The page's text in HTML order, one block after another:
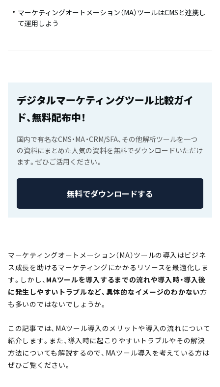
マーケティングオートメーション（MA）ツールはCMSと連携し
て運用しよう
デジタルマーケティングツール比較ガイ
ド、無料配布中！
国内で有名なCMS・MA・CRM/SFA、その他解析ツールを一つ
の資料にまとめた人気の資料を無料でダウンロードいただけ
ます。ぜひご活用ください。
無料でダウンロードする
マーケティングオートメーション（MA）ツールの導入はビジネ
ス成長を助けるマーケティングにかかるリソースを最適化しま
す。しかし、 MAツールを導入するまでの流れや導入時・導入後
に発生しやすいトラブルなど、具体的なイメージのわかない方
も多いのではないでしょうか。
この記事では、MAツール導入のメリットや導入の流れについて
紹介します。また、導入時に起こりやすいトラブルやその解決
方法についても解説するので、MAツール導入を考えている方は
ぜひご覧ください。